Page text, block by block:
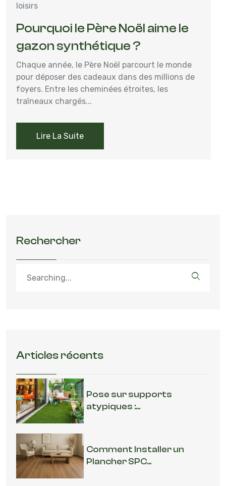
loisirs
Pourquoi le Père Noël aime le
gazon synthétique ?
Chaque année, le Père Noël parcourt le monde
pour déposer des cadeaux dans des millions de
foyers. Entre les cheminées étroites, les
traîneaux chargés...
Lire La Suite
Rechercher
Articles récents
Pose sur supports
atypiques :...
Comment Installer un
Plancher SPC...